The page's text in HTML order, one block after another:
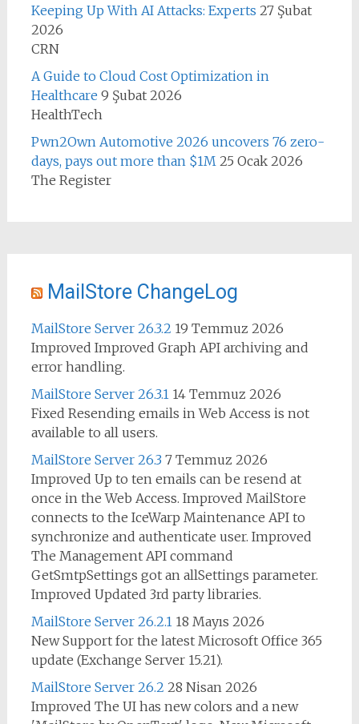
Keeping Up With AI Attacks: Experts 27 Şubat
2026
CRN
A Guide to Cloud Cost Optimization in
Healthcare 9 Şubat 2026
HealthTech
Pwn2Own Automotive 2026 uncovers 76 zero-
days, pays out more than $1M 25 Ocak 2026
The Register
MailStore ChangeLog
MailStore Server 26.3.2 19 Temmuz 2026
Improved Improved Graph API archiving and
error handling.
MailStore Server 26.3.1 14 Temmuz 2026
Fixed Resending emails in Web Access is not
available to all users.
MailStore Server 26.3 7 Temmuz 2026
Improved Up to ten emails can be resend at
once in the Web Access. Improved MailStore
connects to the IceWarp Maintenance API to
synchronize and authenticate user. Improved
The Management API command
GetSmtpSettings got an allSettings parameter.
Improved Updated 3rd party libraries.
MailStore Server 26.2.1 18 Mayıs 2026
New Support for the latest Microsoft Office 365
update (Exchange Server 15.21).
MailStore Server 26.2 28 Nisan 2026
Improved The UI has new colors and a new